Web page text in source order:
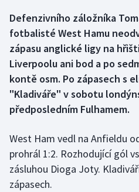
Box
Dostihy
Florbal
Golf
Gymnastika
Defenzivního záložníka
fotbalisté West Hamu
zápasu anglické ligy na
Liverpoolu ani bod a po
kontě osm. Po zápasech s
"Kladiváře" v sobotu
předposledním Fulhamem.
West Ham vedl na Anfieldu
prohrál 1:2. Rozhodující gól
zásluhou Dioga Joty.
zápasech.